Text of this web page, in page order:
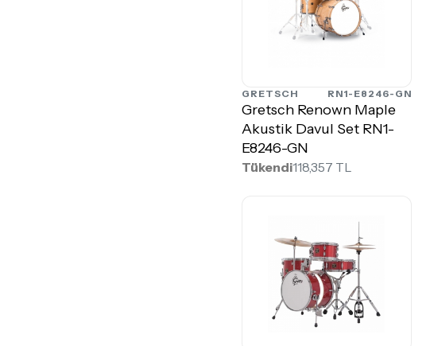
GRETSCH RN1-E8246-GN
Gretsch Renown Maple
Akustik Davul Set RN1-
E8246-GN
Tükendi118,357 TL